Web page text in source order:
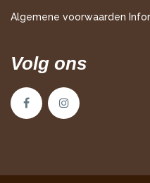
Algemene voorwaarden
Volg ons